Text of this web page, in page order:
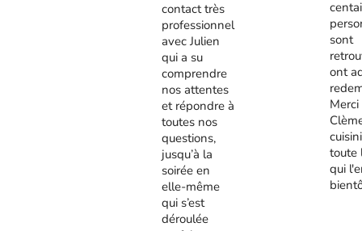
contact très
professionnel
avec Julien
qui a su
comprendre
nos attentes
et répondre à
toutes nos
questions,
jusqu’à la
soirée en
elle-même
qui s’est
déroulée
sont
ont
Merci
toute
qui